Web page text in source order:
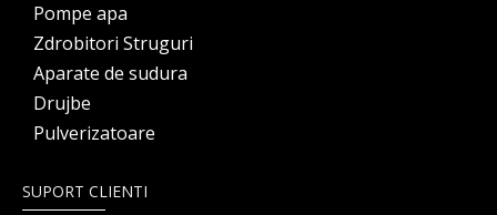
Pompe apa
Zdrobitori Struguri
Aparate de sudura
Drujbe
Pulverizatoare
SUPORT CLIENTI